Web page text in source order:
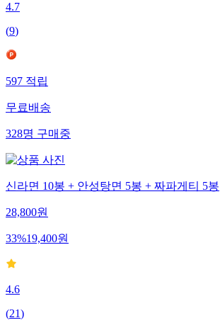
4.7
(9)
597적립
무료배송
328명구매중
신라면 10봉 + 안성탕면 5봉 + 짜파게티 5봉
28,800원
33%19,400원
4.6
(21)